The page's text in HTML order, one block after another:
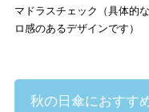
マドラスチェック（具体的
ロ感のあるデザインです）
秋の日傘におすす